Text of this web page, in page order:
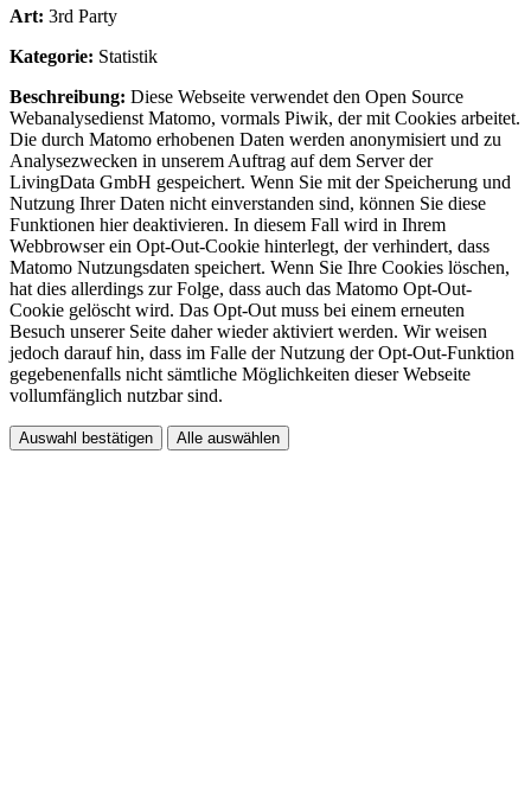
Art: 3rd Party
Kategorie: Statistik
Beschreibung: Diese Webseite verwendet den Open Source
Webanalysedienst Matomo, vormals Piwik, der mit Cookies arbeitet.
Die durch Matomo erhobenen Daten werden anonymisiert und zu
Analysezwecken in unserem Auftrag auf dem Server der
LivingData GmbH gespeichert. Wenn Sie mit der Speicherung und
Nutzung Ihrer Daten nicht einverstanden sind, können Sie diese
Funktionen hier deaktivieren. In diesem Fall wird in Ihrem
Webbrowser ein Opt-Out-Cookie hinterlegt, der verhindert, dass
Matomo Nutzungsdaten speichert. Wenn Sie Ihre Cookies löschen,
hat dies allerdings zur Folge, dass auch das Matomo Opt-Out-
Cookie gelöscht wird. Das Opt-Out muss bei einem erneuten
Besuch unserer Seite daher wieder aktiviert werden. Wir weisen
jedoch darauf hin, dass im Falle der Nutzung der Opt-Out-Funktion
gegebenenfalls nicht sämtliche Möglichkeiten dieser Webseite
vollumfänglich nutzbar sind.
Auswahl bestätigen Alle auswählen